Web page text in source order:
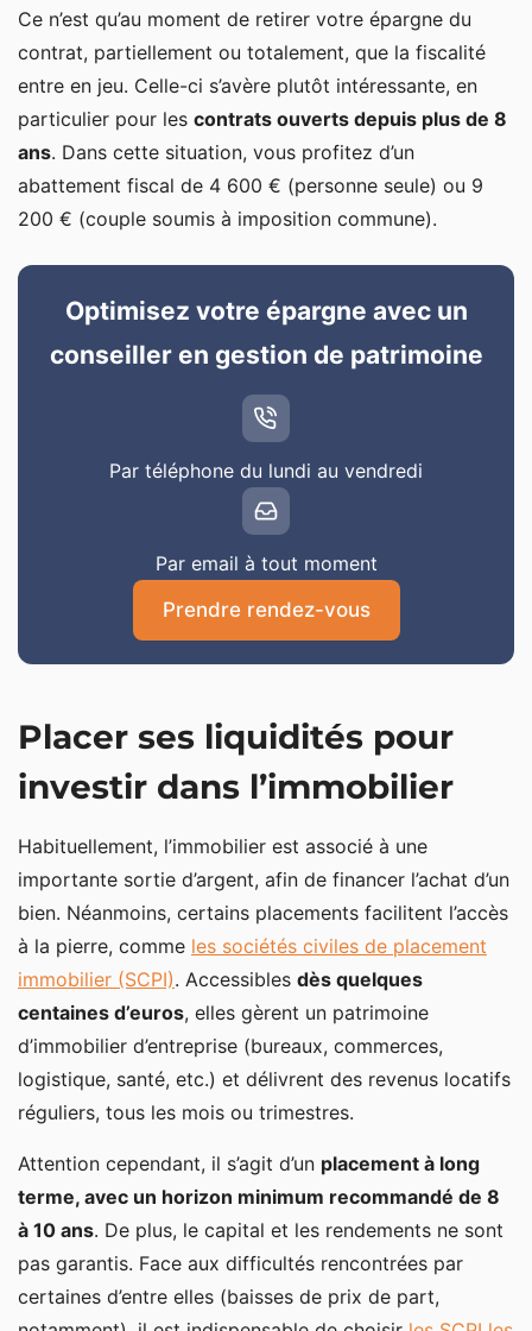
Ce n’est qu’au moment de retirer votre épargne du
contrat, partiellement ou totalement, que la fiscalité
entre en jeu. Celle-ci s’avère plutôt intéressante, en
particulier pour les contrats ouverts depuis plus de 8
ans. Dans cette situation, vous profitez d’un
abattement fiscal de 4 600 € (personne seule) ou 9
200 € (couple soumis à imposition commune).
Optimisez votre épargne avec un
conseiller en gestion de patrimoine
Par téléphone du lundi au vendredi
Par email à tout moment
Prendre rendez-vous
Placer ses liquidités pour
investir dans l’immobilier
Habituellement, l’immobilier est associé à une
importante sortie d’argent, afin de financer l’achat d’un
bien. Néanmoins, certains placements facilitent l’accès
à la pierre, comme les sociétés civiles de placement
immobilier (SCPI). Accessibles dès quelques
centaines d’euros, elles gèrent un patrimoine
d’immobilier d’entreprise (bureaux, commerces,
logistique, santé, etc.) et délivrent des revenus locatifs
réguliers, tous les mois ou trimestres.
Attention cependant, il s’agit d’un placement à long
terme, avec un horizon minimum recommandé de 8
à 10 ans. De plus, le capital et les rendements ne sont
pas garantis. Face aux difficultés rencontrées par
certaines d’entre elles (baisses de prix de part,